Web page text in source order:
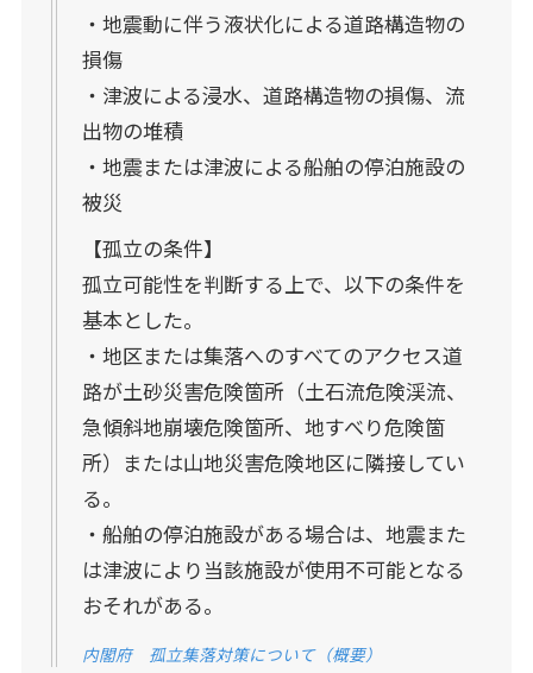
・地震動に伴う液状化による道路構造物の
損傷
・津波による浸水、道路構造物の損傷、流
出物の堆積
・地震または津波による船舶の停泊施設の
被災
【孤立の条件】
孤立可能性を判断する上で、以下の条件を
基本とした。
・地区または集落へのすべてのアクセス道
路が土砂災害危険箇所（土石流危険渓流、
急傾斜地崩壊危険箇所、地すべり危険箇
所）または山地災害危険地区に隣接してい
る。
・船舶の停泊施設がある場合は、地震また
は津波により当該施設が使用不可能となる
おそれがある。
内閣府 孤立集落対策について（概要）